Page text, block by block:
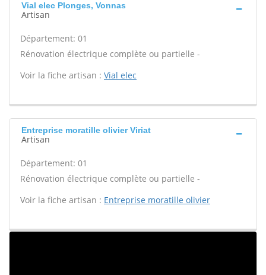
Vial elec Plonges, Vonnas
Artisan
Département: 01
Rénovation électrique complète ou partielle -
Voir la fiche artisan : Vial elec
Entreprise moratille olivier Viriat
Artisan
Département: 01
Rénovation électrique complète ou partielle -
Voir la fiche artisan : Entreprise moratille olivier